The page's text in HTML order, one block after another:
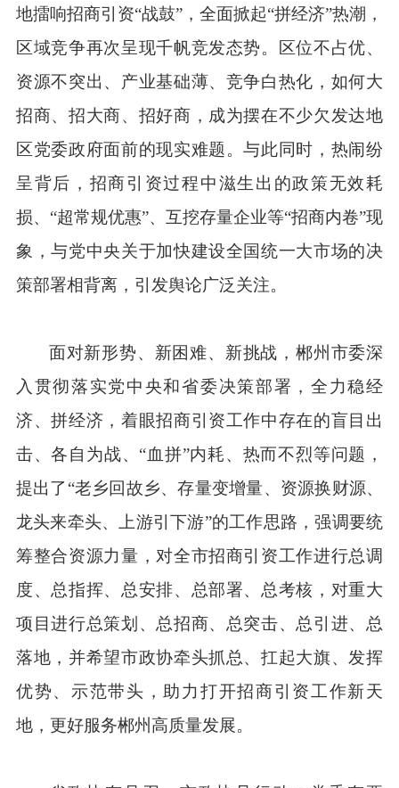
地擂响招商引资“战鼓”，全面掀起“拼经济”热潮，
区域竞争再次呈现千帆竞发态势。区位不占优、
资源不突出、产业基础薄、竞争白热化，如何大
招商、招大商、招好商，成为摆在不少欠发达地
区党委政府面前的现实难题。与此同时，热闹纷
呈背后，招商引资过程中滋生出的政策无效耗
损、“超常规优惠”、互挖存量企业等“招商内卷”现
象，与党中央关于加快建设全国统一大市场的决
策部署相背离，引发舆论广泛关注。
面对新形势、新困难、新挑战，郴州市委深
入贯彻落实党中央和省委决策部署，全力稳经
济、拼经济，着眼招商引资工作中存在的盲目出
击、各自为战、“血拼”内耗、热而不烈等问题，
提出了“老乡回故乡、存量变增量、资源换财源、
龙头来牵头、上游引下游”的工作思路，强调要统
筹整合资源力量，对全市招商引资工作进行总调
度、总指挥、总安排、总部署、总考核，对重大
项目进行总策划、总招商、总突击、总引进、总
落地，并希望市政协牵头抓总、扛起大旗、发挥
优势、示范带头，助力打开招商引资工作新天
地，更好服务郴州高质量发展。